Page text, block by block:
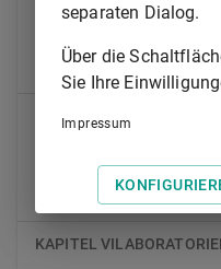
KRANKHEITSAUSBRÜCHE
Artikel 8
KAPITEL
Quellen von
KAPITEL
separaten Dialog.
Über die
Sie Ihre
Impressum